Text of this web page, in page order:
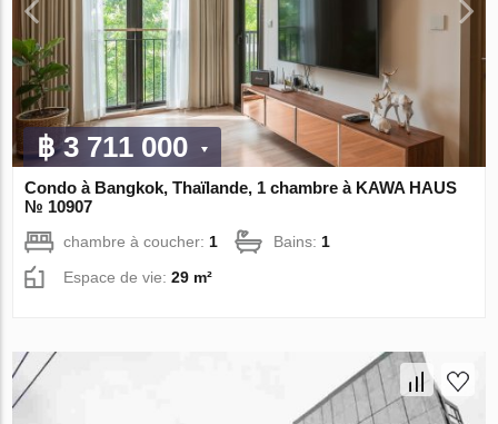
฿ 3 711 000
Condo à Bangkok, Thaïlande, 1 chambre à KAWA HAUS
№ 10907
chambre à coucher:1 Bains:1
Espace de vie:29 m²